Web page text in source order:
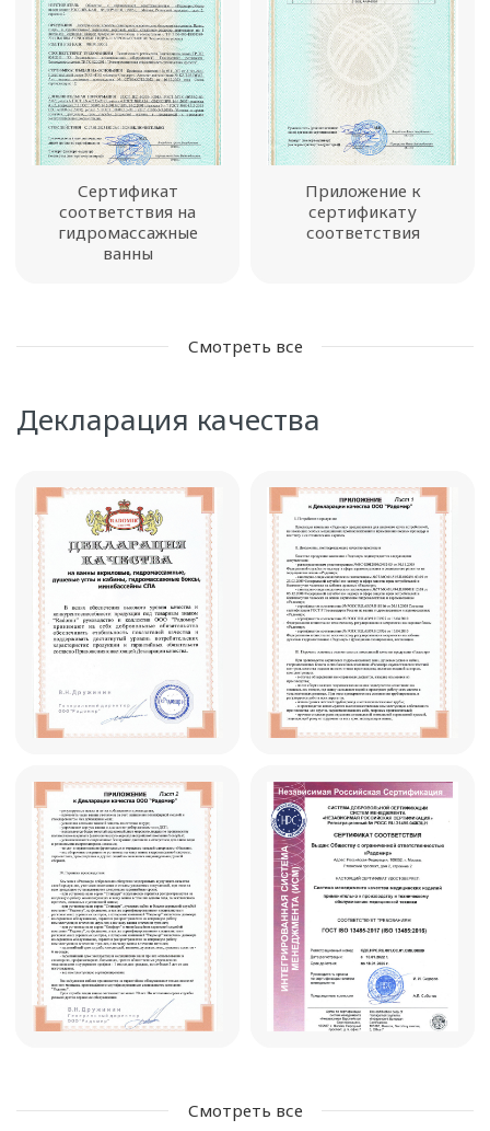
Сертификат
соответствия на
гидромассажные
ванны
Приложение к
сертификату
соответствия
Смотреть все
Декларация качества
Смотреть все